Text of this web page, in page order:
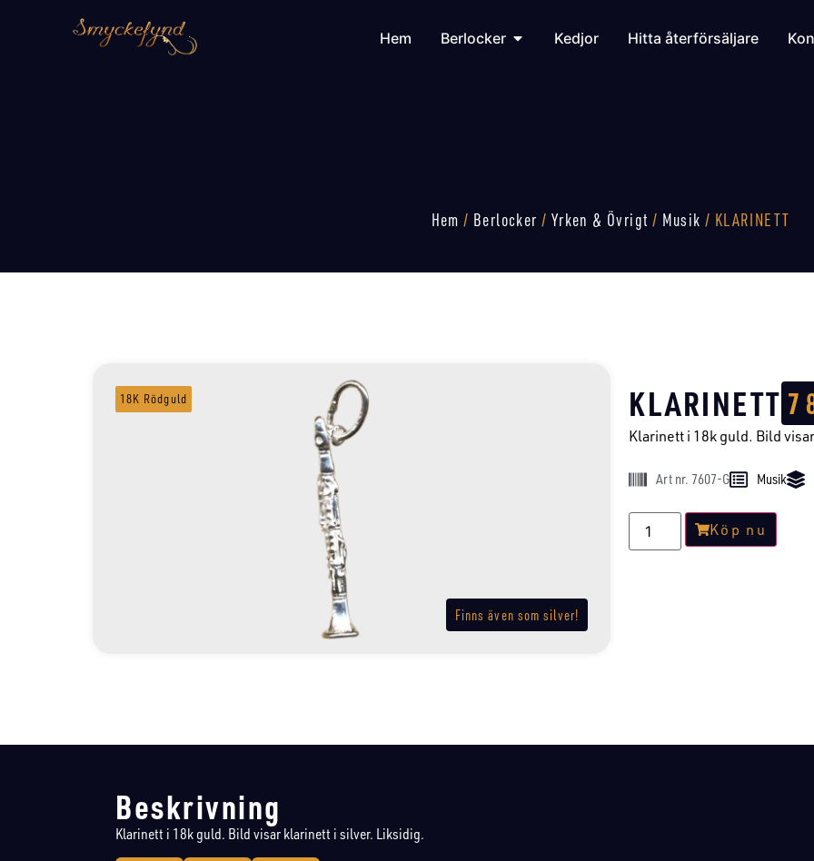
Hem Berlocker Kedjor Hitta återförsäljare
Hem / Berlocker / Yrken & Övrigt / Musik / KLARINETT
Finns även som silver!
18K Rödguld KLARINETT 7
Klarinett i 18k guld. Bild
Art nr. 7607-G Musik
Köp nu
Beskrivning
Klarinett i 18k guld. Bild visar klarinett i silver. Liksidig.